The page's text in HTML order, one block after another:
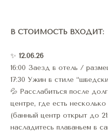
В СТОИМОСТЬ ВХОДИТ:
✨ 12.06.26
16:00 Заезд в отель /
17:30 Ужин в стиле
💦 Расслабиться после
центре, где есть
(банный центр открыт до
насладитесь плаваньем в